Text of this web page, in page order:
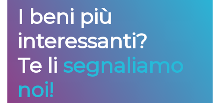
I beni più
interessanti?
Te li segnaliamo
noi!